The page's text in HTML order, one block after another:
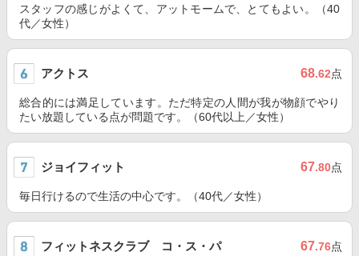
スタッフの感じがよくて、アットモームで、とてもよい。（40
代／女性）
アクトス 68.62点
総合的には満足しています。ただ特定の人間が我が物顔でやり
たい放題している点が問題です。（60代以上／女性）
ジョイフィット 67.80点
毎日行けるので生活の中心です。（40代／女性）
フィットネスクラブ コ・ス・パ 67.76点